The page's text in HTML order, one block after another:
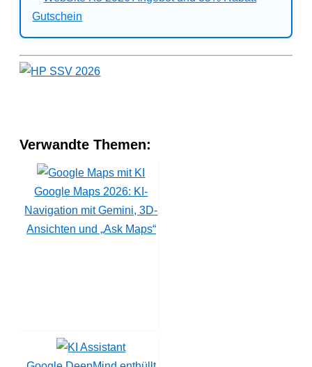
Verwandte Themen:
Google Maps 2026: KI-
Navigation mit Gemini, 3D-
Ansichten und „Ask Maps“